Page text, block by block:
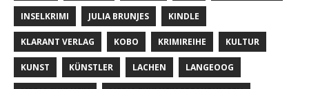
INSELKRIMI JULIA BRUNJES KINDLE
KLARANT VERLAG KOBO KRIMIREIHE KULTUR
KUNST KÜNSTLER LACHEN LANGEOOG